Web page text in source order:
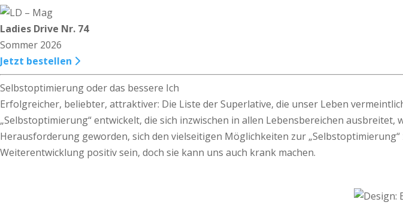
Ladies Drive Nr. 74
Sommer 2026
Jetzt bestellen
Selbstoptimierung oder das bessere Ich
Erfolgreicher, beliebter, attraktiver: Die Liste der Superlative, die unser Leben
„Selbstoptimierung“ entwickelt, die sich inzwischen in allen Lebensbereichen ausbreitet,
Herausforderung geworden, sich den vielseitigen Möglichkeiten zur
Weiterentwicklung positiv sein, doch sie kann uns auch krank machen.